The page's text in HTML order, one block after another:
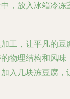
，放入冰箱冷
工，让平凡的
物理结构和风
入几块冻豆腐，